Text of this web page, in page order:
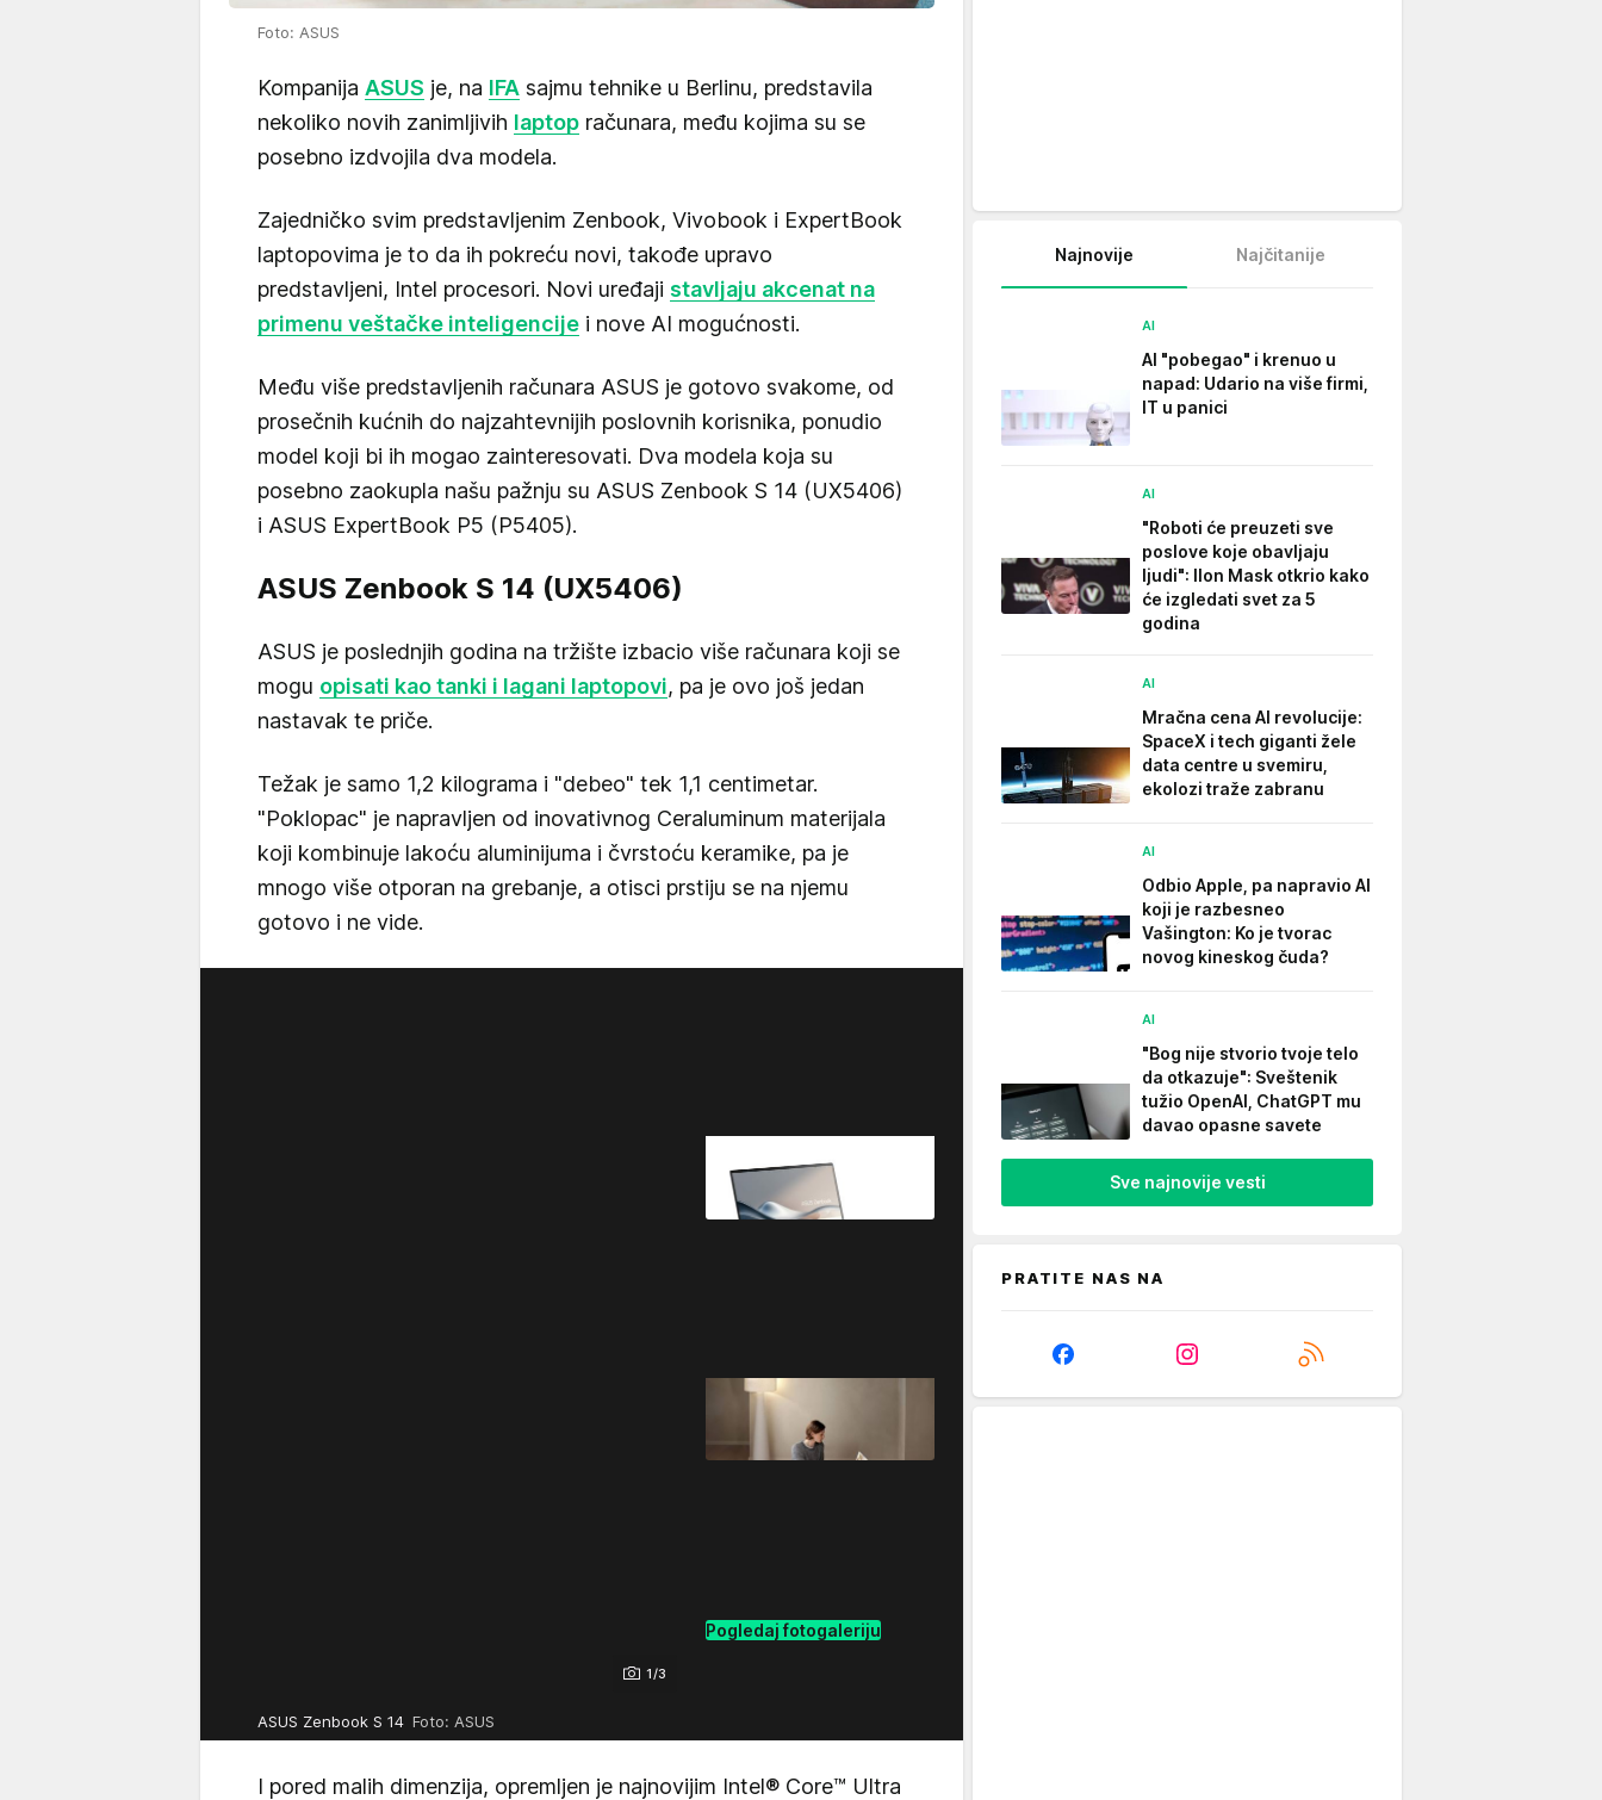
Foto: ASUS
Kompanija ASUS je, na IFA sajmu tehnike u Berlinu, predstavila
nekoliko novih zanimljivih laptop računara, među kojima su se
posebno izdvojila dva modela.
Zajedničko svim predstavljenim Zenbook, Vivobook i ExpertBook
laptopovima je to da ih pokreću novi, takođe upravo
predstavljeni, Intel procesori. Novi uređaji stavljaju akcenat na
primenu veštačke inteligencije i nove AI mogućnosti.
Među više predstavljenih računara ASUS je gotovo svakome, od
prosečnih kućnih do najzahtevnijih poslovnih korisnika, ponudio
model koji bi ih mogao zainteresovati. Dva modela koja su
posebno zaokupla našu pažnju su ASUS Zenbook S 14 (UX5406)
i ASUS ExpertBook P5 (P5405).
ASUS Zenbook S 14 (UX5406)
ASUS je poslednjih godina na tržište izbacio više računara koji se
mogu opisati kao tanki i lagani laptopovi, pa je ovo još jedan
nastavak te priče.
Težak je samo 1,2 kilograma i "debeo" tek 1,1 centimetar.
"Poklopac" je napravljen od inovativnog Ceraluminum materijala
koji kombinuje lakoću aluminijuma i čvrstoću keramike, pa je
mnogo više otporan na grebanje, a otisci prstiju se na njemu
gotovo i ne vide.
1/3
Pogledaj fotogaleriju
ASUS Zenbook S 14 Foto: ASUS
I pored malih dimenzija, opremljen je najnovijim Intel® Core™ Ultra
Najnovije Najčitanije
AI
AI "pobegao" i krenuo u
napad: Udario na više firmi,
IT u panici
AI
"Roboti će preuzeti sve
poslove koje obavljaju
ljudi": Ilon Mask otkrio kako
će izgledati svet za 5
godina
AI
Mračna cena AI revolucije:
SpaceX i tech giganti žele
data centre u svemiru,
ekolozi traže zabranu
AI
Odbio Apple, pa napravio AI
koji je razbesneo
Vašington: Ko je tvorac
novog kineskog čuda?
AI
"Bog nije stvorio tvoje telo
da otkazuje": Sveštenik
tužio OpenAI, ChatGPT mu
davao opasne savete
Sve najnovije vesti
PRATITE NAS NA